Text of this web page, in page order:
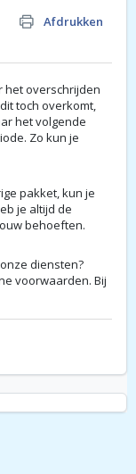
Afdrukken
het overschrijden
toch overkomt,
het volgende
Zo kun je
pakket, kun je
je altijd de
behoeften.
diensten?
voorwaarden. Bij